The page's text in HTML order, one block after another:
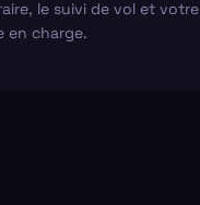
le suivi de vol et votre
en charge.